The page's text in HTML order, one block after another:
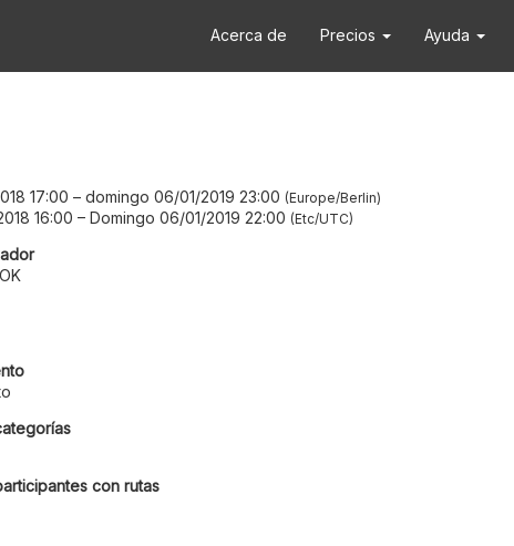
Acerca de Precios Ayuda
17:00 – domingo 06/01/2019 23:00 Europe/Berlin
16:00 – Domingo 06/01/2019 22:00 Etc/UTC
con rutas